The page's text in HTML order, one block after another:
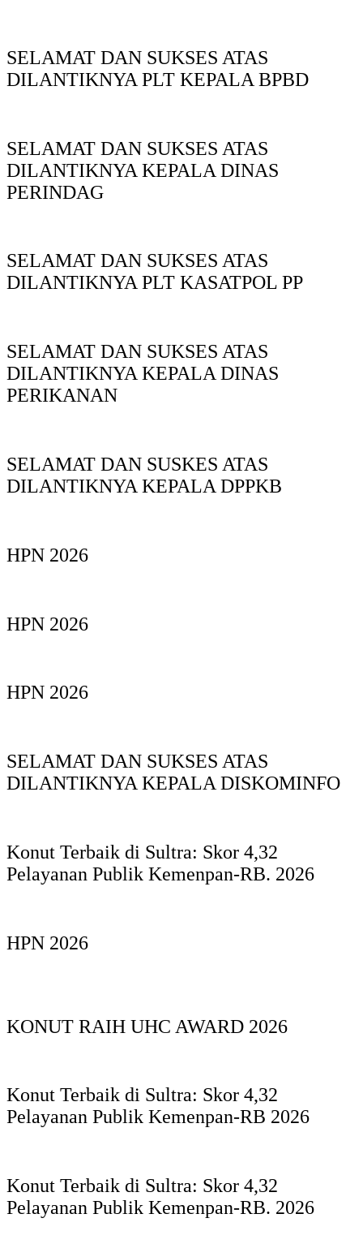
SELAMAT DAN SUKSES ATAS
DILANTIKNYA PLT KEPALA BPBD
SELAMAT DAN SUKSES ATAS
DILANTIKNYA KEPALA DINAS
PERINDAG
SELAMAT DAN SUKSES ATAS
DILANTIKNYA PLT KASATPOL PP
SELAMAT DAN SUKSES ATAS
DILANTIKNYA KEPALA DINAS
PERIKANAN
SELAMAT DAN SUSKES ATAS
DILANTIKNYA KEPALA DPPKB
HPN 2026
HPN 2026
HPN 2026
SELAMAT DAN SUKSES ATAS
DILANTIKNYA KEPALA DISKOMINFO
Konut Terbaik di Sultra: Skor 4,32
Pelayanan Publik Kemenpan-RB. 2026
HPN 2026
KONUT RAIH UHC AWARD 2026
Konut Terbaik di Sultra: Skor 4,32
Pelayanan Publik Kemenpan-RB 2026
Konut Terbaik di Sultra: Skor 4,32
Pelayanan Publik Kemenpan-RB. 2026